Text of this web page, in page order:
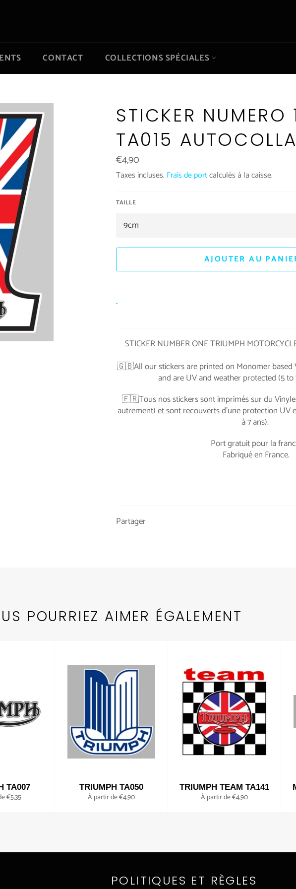
CONTACT COLLECTIONS SPÉCIALES
STICKER NUMERO
TA015
Prix
régulier
€4,90
Taxes incluses. Frais de portcalculés à la caisse.
TAILLE
AJOUTER AU
STICKER NUMBER ONE TRIUMPH
🇬🇧All our stickers are printed on Monomer based
and are UV and weather protected (5 to
🇫🇷Tous nos stickers sont imprimés sur du
autrement) et sont recouverts d'une protection UV
à 7 ans).
Port gratuit pour la
Fabriqué en France.
Partager
POURRIEZ AIMER ÉGALEMENT
TA007
€5,35
TRIUMPH TA050
À partir de €4,90
TRIUMPH TEAM TA141
À partir de €4,90
POLITIQUES ET RÈGLES